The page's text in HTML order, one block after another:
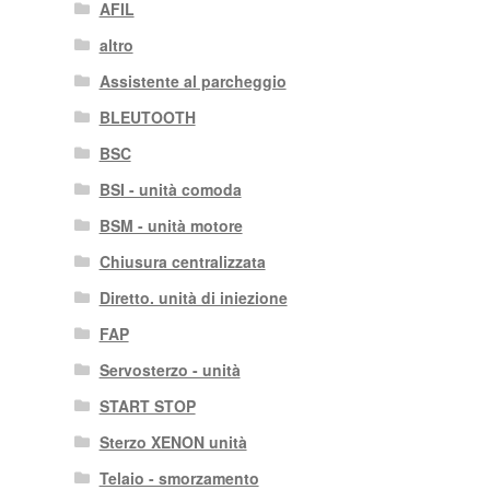
AFIL
altro
Assistente al parcheggio
BLEUTOOTH
BSC
BSI - unità comoda
BSM - unità motore
Chiusura centralizzata
Diretto. unità di iniezione
FAP
Servosterzo - unità
START STOP
Sterzo XENON unità
Telaio - smorzamento